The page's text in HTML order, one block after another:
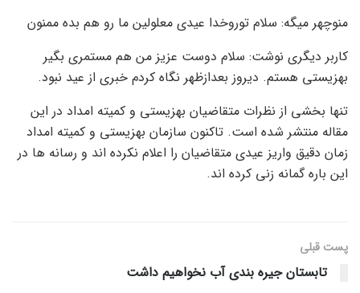
منوچهر میگه: سلام توروخدا عیدی معلولین ما رو هم بده ممنون
کاربر دیگری نوشت: سلام دوست عزیز من هم مستمری بگیر
بهزیستی هستم. دیروز بعدازظهر نگاه کردم خبری از عید نبود.
تنها بخشی از نظرات متقاضیان بهزیستی و کمیته امداد در این
مقاله منتشر شده است. تاکنون سازمان بهزیستی و کمیته امداد
زمان دقیق واریز عیدی متقاضیان را اعلام نکرده اند و رسانه ها در
این باره گمانه زنی کرده اند.
پست قبلی
تابستان جیره بندی آب نخواهیم داشت